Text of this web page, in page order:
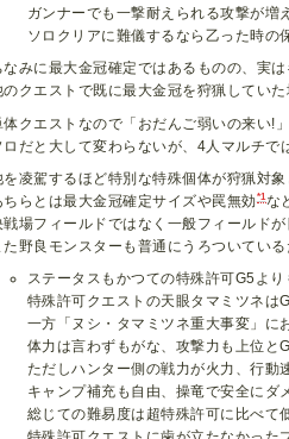
ガンナーでも一撃耐えられる攻撃が増
ソロクリアに難儀するなら乙った時の
なみに最大金冠確定ではあるものの、実
のクエストで既に最大金冠を狩猟してい
体クエストなので「おだんご弱いの来い!」
ロだと大して変わらないが、4人マルチで
を凌駕するほど特別な特殊個体が狩猟対
ちらとは最大金冠確定サイズや罠無効 *1な
戦場フィールドではなく一般フィールド
た野良モンスターも普通にうろついてい
ステータスもかつての特殊許可G5よ
特殊許可クエストの天眼タマミツネは
一方「ヌシ・タマミツネ重大事変」に
体力は言わずもがな、攻撃力も上位と
ただしハンター側の戦力が火力、行動
キャンプ補充も自由、操竜で安全にダ
総じての難易度は超特殊許可に比べて